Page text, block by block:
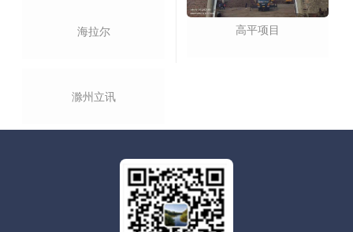
海拉尔
滁州立讯
高平项目